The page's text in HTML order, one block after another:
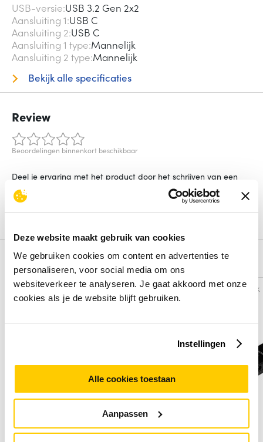
Deze website maakt gebruik van cookies
We gebruiken cookies om content en advertenties te
personaliseren, voor social media om ons
websiteverkeer te analyseren. Je gaat akkoord met onze
cookies als je de website blijft gebruiken.
Instellingen
Alle cookies toestaan
Aanpassen
USB-versie USB 3.2 Gen 2x2
Aansluiting 1 USB C
Aansluiting 2 USB C
Aansluiting 1 type Mannelijk
Aansluiting 2 type Mannelijk
Bekijk alle specificaties
Review
Beoordelingen binnenkort beschikbaar
Deel je ervaring met het product door het schrijven van een
Schrijf een review
Alternatieven
Vergelijk Vergelijk